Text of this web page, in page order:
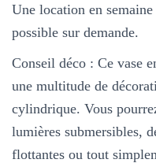
Une location en
possible sur demande.
Conseil déco : Ce vase
une multitude de
cylindrique. Vous
lumières submersibles,
flottantes ou tout